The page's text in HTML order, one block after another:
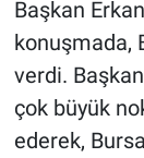
Başkan
konuşmada,
verdi.
çok büyük
ederek,